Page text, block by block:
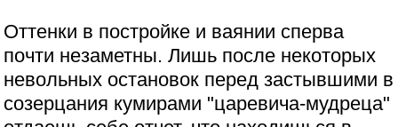
Оттенки в постройке и ваянии сперва
почти незаметны. Лишь после некоторых
невольных остановок перед застывшими в
созерцания кумирами "царевича-мудреца"